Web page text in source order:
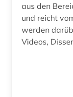
aus den
und reicht
werden darüber hinaus
Videos,